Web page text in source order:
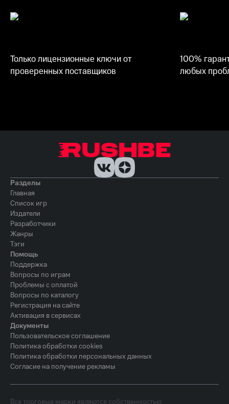
Только лицензионные ключи от
проверенных поставщиков
100%
любых
Разделы
Главная
Список игр
Издатели
Разработчики
Жанры
Тэги
Помощь
Поддержка
Вопросы по играм
Проблемы с оплатой
Вопросы по каталогу
Регистрация на сайте
Активация в сервисах
Документы
Пользовательское соглашение
Политика обработки cookies
Политика обработки персональных данных
Согласие на получение рекламы
Все торговые марки являются собственностью